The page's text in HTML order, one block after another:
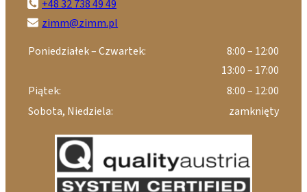
+48 32 738 49 49
zimm@zimm.pl
Poniedziałek – Czwartek:
8:00 – 12:00
13:00 – 17:00
Piątek:
8:00 – 12:00
Sobota, Niedziela:
zamknięty